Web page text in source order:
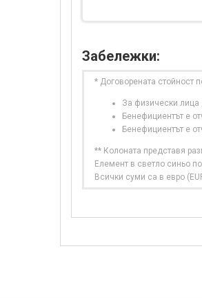
Забележки:
* Договорената стойност
За физически лица
Бенефициентът е
Бенефициентът е
** Колоната представя
Елемент в светло синьо
Всички суми са в евро